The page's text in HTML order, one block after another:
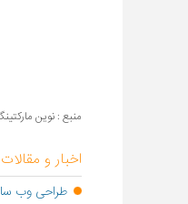
منبع : نوین
اخبار و
طراحی وب